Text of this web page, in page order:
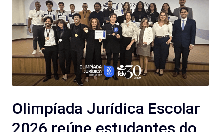
Olimpíada Jurídica Escolar
2026 reúne estudantes do